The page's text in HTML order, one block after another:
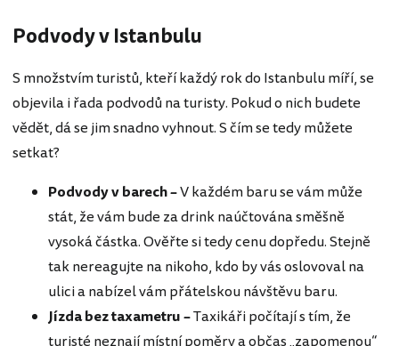
Podvody v Istanbulu
S množstvím turistů, kteří každý rok do Istanbulu míří, se
objevila i řada podvodů na turisty. Pokud o nich budete
vědět, dá se jim snadno vyhnout. S čím se tedy můžete
setkat?
Podvody v barech –V každém baru se vám může
stát, že vám bude za drink naúčtována směšně
vysoká částka. Ověřte si tedy cenu dopředu. Stejně
tak nereagujte na nikoho, kdo by vás oslovoval na
ulici a nabízel vám přátelskou návštěvu baru.
Jízda bez taxametru –Taxikáři počítají s tím, že
turisté neznají místní poměry a občas „zapomenou“